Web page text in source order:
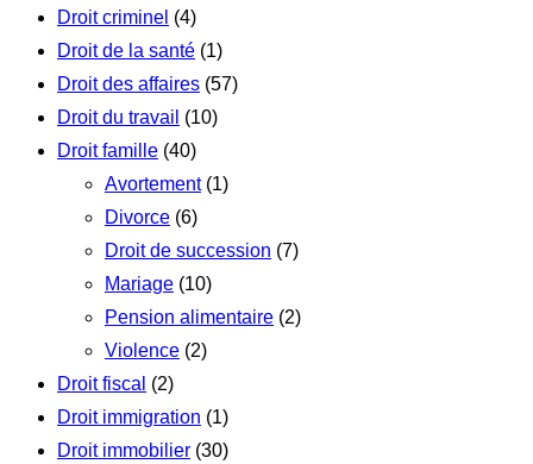
Droit criminel (4)
Droit de la santé (1)
Droit des affaires (57)
Droit du travail (10)
Droit famille (40)
Avortement(1)
Divorce (6)
Droit de succession (7)
Mariage (10)
Pension alimentaire (2)
Violence (2)
Droit fiscal (2)
Droit immigration (1)
Droit immobilier (30)